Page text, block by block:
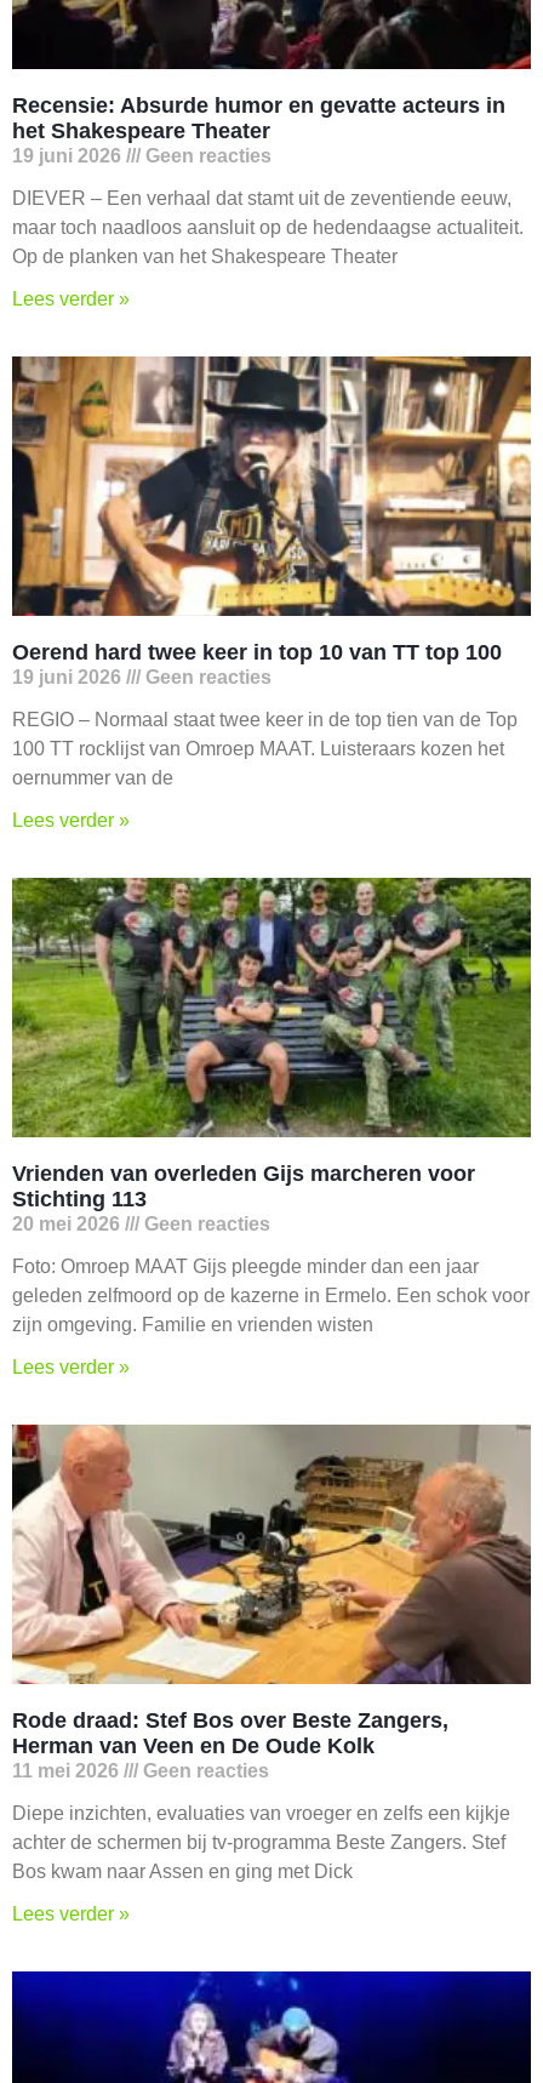
Recensie: Absurde humor en gevatte acteurs in
het Shakespeare Theater
19 juni 2026 Geen reacties
DIEVER – Een verhaal dat stamt uit de zeventiende eeuw,
maar toch naadloos aansluit op de hedendaagse actualiteit.
Op de planken van het Shakespeare Theater
Lees verder »
Oerend hard twee keer in top 10 van TT top 100
19 juni 2026 Geen reacties
REGIO – Normaal staat twee keer in de top tien van de Top
100 TT rocklijst van Omroep MAAT. Luisteraars kozen het
oernummer van de
Lees verder »
Vrienden van overleden Gijs marcheren voor
Stichting 113
20 mei 2026 Geen reacties
Foto: Omroep MAAT Gijs pleegde minder dan een jaar
geleden zelfmoord op de kazerne in Ermelo. Een schok voor
zijn omgeving. Familie en vrienden wisten
Lees verder »
Rode draad: Stef Bos over Beste Zangers,
Herman van Veen en De Oude Kolk
11 mei 2026 Geen reacties
Diepe inzichten, evaluaties van vroeger en zelfs een kijkje
achter de schermen bij tv-programma Beste Zangers. Stef
Bos kwam naar Assen en ging met Dick
Lees verder »